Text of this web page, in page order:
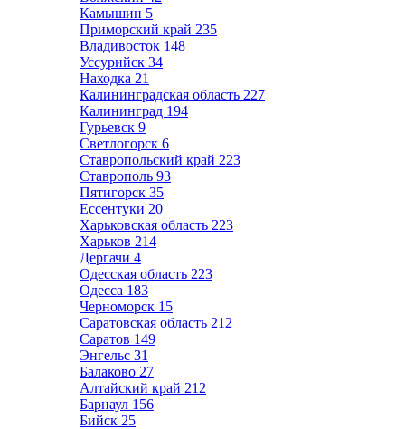
Камышин 5
Приморский край 235
Владивосток 148
Уссурийск 34
Находка 21
Калининградская область 227
Калининград 194
Гурьевск 9
Светлогорск 6
Ставропольский край 223
Ставрополь 93
Пятигорск 35
Ессентуки 20
Харьковская область 223
Харьков 214
Дергачи 4
Одесская область 223
Одесса 183
Черноморск 15
Саратовская область 212
Саратов 149
Энгельс 31
Балаково 27
Алтайский край 212
Барнаул 156
Бийск 25